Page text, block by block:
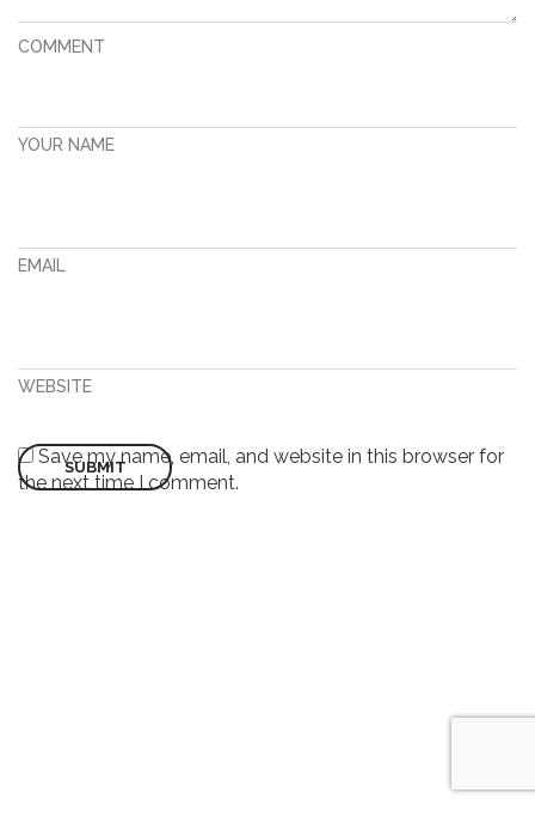
COMMENT
YOUR NAME
EMAIL
WEBSITE
Save my name, email, and website in this browser for
the next time I comment.